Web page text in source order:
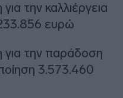
την καλλιέργεια
ευρώ
για την παράδοση
3.573.460